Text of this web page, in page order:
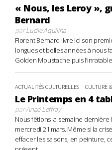
« Nous, les Leroy »,
Bernard
parLucile Aquilina
Florent Bernard livre ici son
longues et belles années à nous
Golden Moustache puis
ACTUALITÉS CULTURELLES CULTURE
Le Printemps en 4
parAnaë Leffray
Nous fêtions la semaine dernière
mercredi 21 mars. Même si la
effacer les saisons, en peinture,